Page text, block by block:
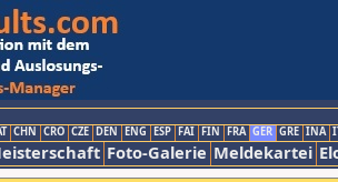
CHN CRO CZE DEN ENG ESP FAI FIN FRA GER GRE INA
Foto-Galerie Meldekartei